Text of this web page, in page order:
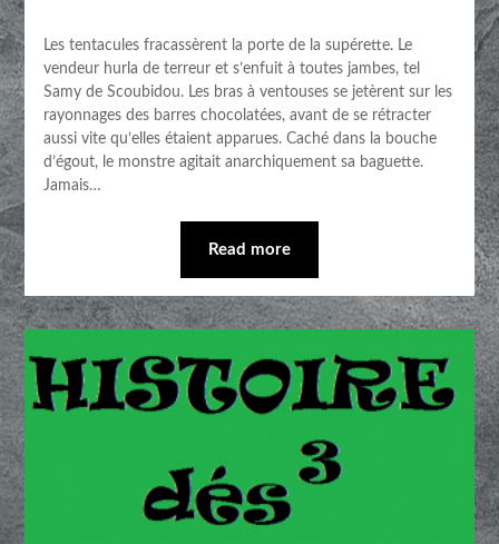
Les tentacules fracassèrent la porte de la supérette. Le
vendeur hurla de terreur et s’enfuit à toutes jambes, tel
Samy de Scoubidou. Les bras à ventouses se jetèrent sur les
rayonnages des barres chocolatées, avant de se rétracter
aussi vite qu’elles étaient apparues. Caché dans la bouche
d’égout, le monstre agitait anarchiquement sa baguette.
Jamais…
Read more